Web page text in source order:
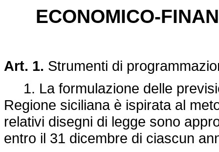
ECONOMICO-
Art. 1. Strumenti di
1. La formulazione delle
Regione siciliana è ispirata al
relativi disegni di legge sono
entro il 31 dicembre di ciascun